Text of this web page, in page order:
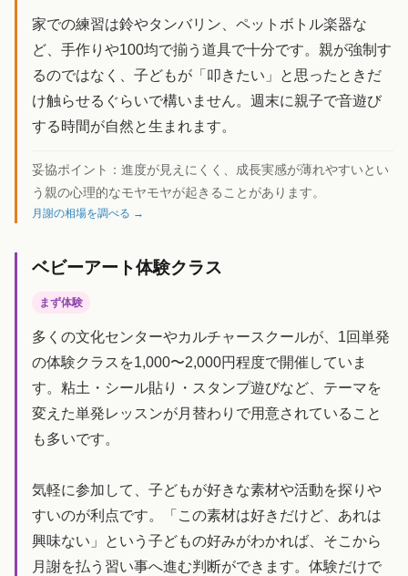
家での練習は鈴やタンバリン、ペットボトル楽器な
ど、手作りや100均で揃う道具で十分です。親が強制す
るのではなく、子どもが「叩きたい」と思ったときだ
け触らせるぐらいで構いません。週末に親子で音遊び
する時間が自然と生まれます。
妥協ポイント： 進度が見えにくく、成長実感が薄れやすいとい
う親の心理的なモヤモヤが起きることがあります。
月謝の相場を調べる →
ベビーアート体験クラス
まず体験
多くの文化センターやカルチャースクールが、1回単発
の体験クラスを1,000〜2,000円程度で開催していま
す。粘土・シール貼り・スタンプ遊びなど、テーマを
変えた単発レッスンが月替わりで用意されていること
も多いです。
気軽に参加して、子どもが好きな素材や活動を探りや
すいのが利点です。「この素材は好きだけど、あれは
興味ない」という子どもの好みがわかれば、そこから
月謝を払う習い事へ進む判断ができます。体験だけで